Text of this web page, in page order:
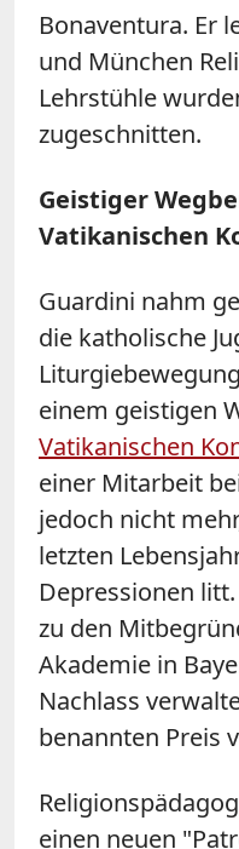
Bonaventura. Er
und München
Lehrstühle
zugeschnitten.
Geistiger
Vatikanischen
Guardini nahm
die katholische
einem geistigen
Vatikanischen
einer Mitarbeit
jedoch nicht
letzten
Depressionen
zu den
Akademie in
Nachlass
benannten Preis
einen neuen